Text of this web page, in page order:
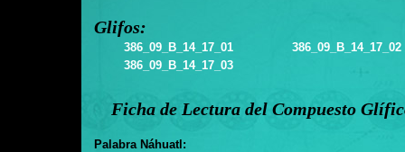
Glifos:
386_09_B_14_17_01
386_09_B_14_17_02
386_09_B_14_17_03
Ficha de Lectura del Compuesto
Palabra Náhuatl: